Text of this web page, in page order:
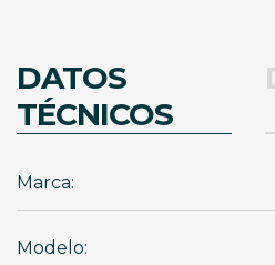
DATOS
TÉCNICOS
Marca:
Modelo: